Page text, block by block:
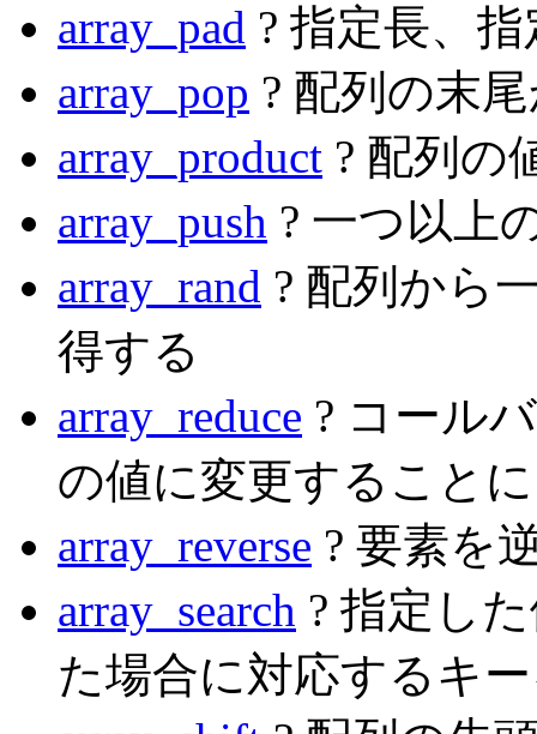
array_pad ? 指定長、
array_pop ? 配列の末
array_product ? 配列の
array_push ? 一つ以上
array_rand ? 配列から
得する
array_reduce ? コール
の値に変更すること
array_reverse ? 要素を
array_search ? 指定し
た場合に対応するキ